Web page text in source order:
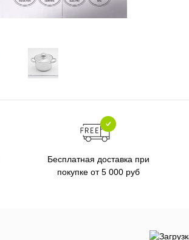
Бесплатная доставка при
покупке от 5 000 руб